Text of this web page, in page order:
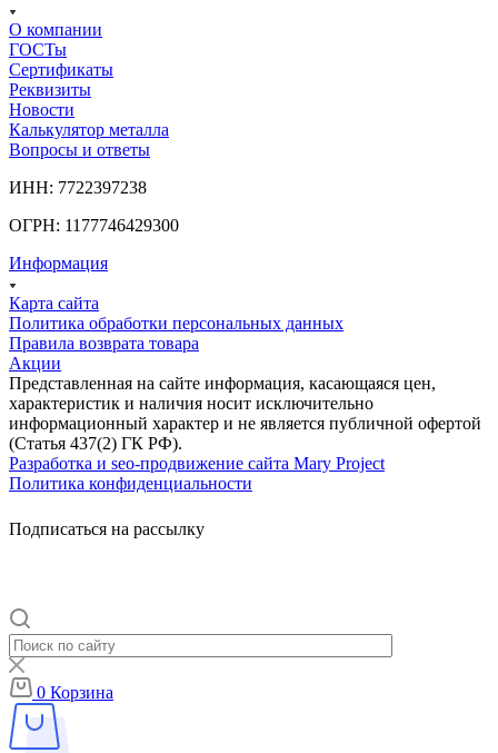
О компании
ГОСТы
Сертификаты
Реквизиты
Новости
Калькулятор металла
Вопросы и ответы
ИНН: 7722397238
ОГРН: 1177746429300
Информация
Карта сайта
Политика обработки персональных данных
Правила возврата товара
Акции
Представленная на сайте информация, касающаяся цен,
характеристик и наличия носит исключительно
информационный характер и не является публичной офертой
(Статья 437(2) ГК РФ).
Разработка и seo-продвижение сайта Mary Project
Политика конфиденциальности
Подписаться на рассылку
0 Корзина